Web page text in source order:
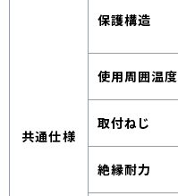
共通仕様
保護構造
使用周囲温度
取付ねじ
絶縁耐力